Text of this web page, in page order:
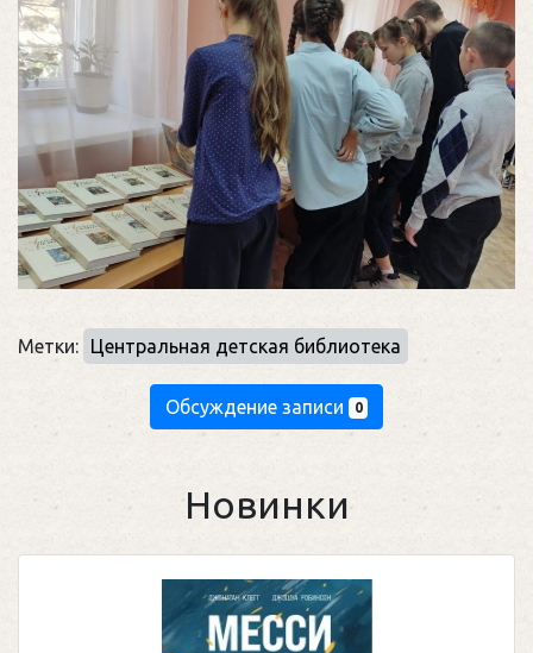
Метки: Центральная детская библиотека
Обсуждение записи 0
Новинки